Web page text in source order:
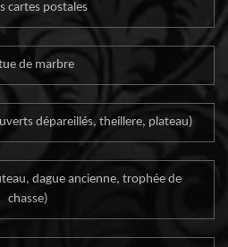
cartes postales
de marbre
dépareillés, theillere, plateau)
dague ancienne, trophée de
chasse)